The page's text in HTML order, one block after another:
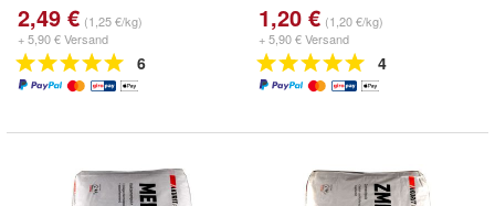
2,49 € (1,25 €/kg)
+ 5,90 € Versand
6
1,20 € (1,20 €/kg)
+ 5,90 € Versand
4